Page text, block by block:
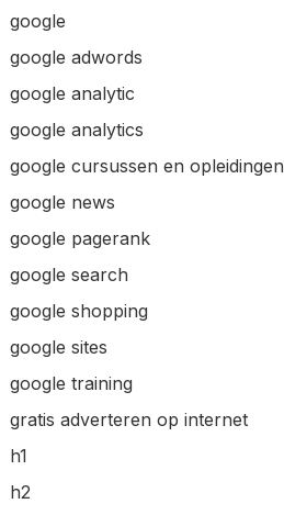
google
google adwords
google analytic
google analytics
google cursussen en opleidingen
google news
google pagerank
google search
google shopping
google sites
google training
gratis adverteren op internet
h1
h2